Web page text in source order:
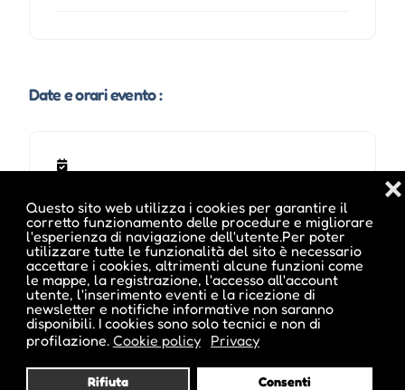
Questo sito web utilizza i cookies per garantire il
corretto funzionamento delle procedure e migliorare
l'esperienza di navigazione dell'utente.Per poter
utilizzare tutte le funzionalità del sito è necessario
accettare i cookies, altrimenti alcune funzioni come
le mappe, la registrazione, l'accesso all'account
utente, l'inserimento eventi e la ricezione di
newsletter e notifiche informative non saranno
disponibili. I cookies sono solo tecnici e non di
profilazione. Cookie policy Privacy
Rifiuta Consenti
❌
Date e orari evento :
Potrebbe interessarti anche :